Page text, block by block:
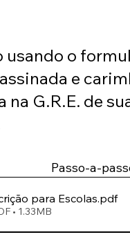
usando o
e
G.R.E. de
Passo-a-
para Escolas.pdf
• 1.33MB